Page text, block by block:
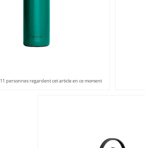
11 personnes regardent cet article en ce moment